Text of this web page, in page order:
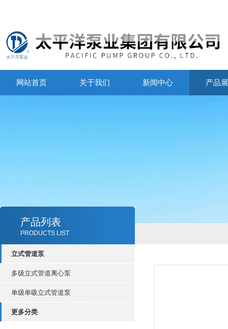
网站首页 关于我们 新闻中心 产品
产品列表
PRODUCTS LIST
立式管道泵
多级立式管道离心泵
单级单吸立式管道泵
更多分类